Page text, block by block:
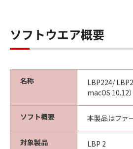
ソフトウエア概要
名称
LBP224/
macOS 10.12）
ソフト概要 本製品はファ
対象製品 LBP 2